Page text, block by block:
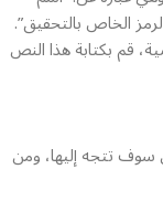
الخاص بالتحقيق”.
قم بكتابة هذا النص
سوف تتجه إليها، ومن